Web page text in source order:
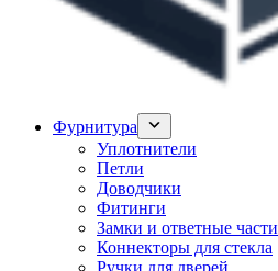
Фурнитура
Уплотнители
Петли
Доводчики
Фитинги
Замки и ответные части
Коннекторы для стекла
Ручки для дверей